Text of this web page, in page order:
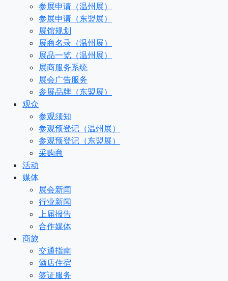
参展申请（温州展）
参展申请（东盟展）
展馆规划
展商名录（温州展）
展品一览（温州展）
展商服务系统
展会广告服务
参展品牌（东盟展）
观众
参观须知
参观预登记（温州展）
参观预登记（东盟展）
采购商
活动
媒体
展会新闻
行业新闻
上届报告
合作媒体
商旅
交通指南
酒店住宿
签证服务